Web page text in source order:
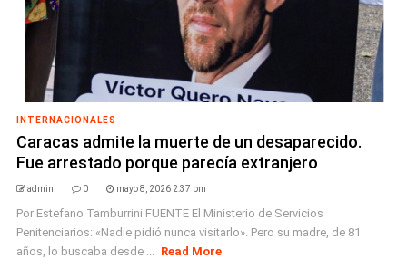
INTERNACIONALES
Caracas admite la muerte de un desaparecido.
Fue arrestado porque parecía extranjero
admin 0 mayo 8, 2026 2:37 pm
Por Estefano Tamburrini FUENTE El Ministerio de Servicios
Penitenciarios: «Nadie pidió nunca visitarlo». Pero su madre, de 81
años, lo buscaba desde ...
Read More